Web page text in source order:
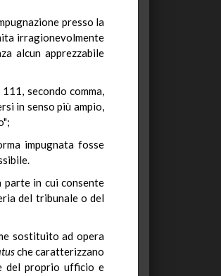
presso la
irragionevolmente
alcun apprezzabile
secondo comma,
in senso più ampio,
impugnata fosse
parte in cui consente
del tribunale o del
sostituito ad opera
che caratterizzano
del proprio ufficio e